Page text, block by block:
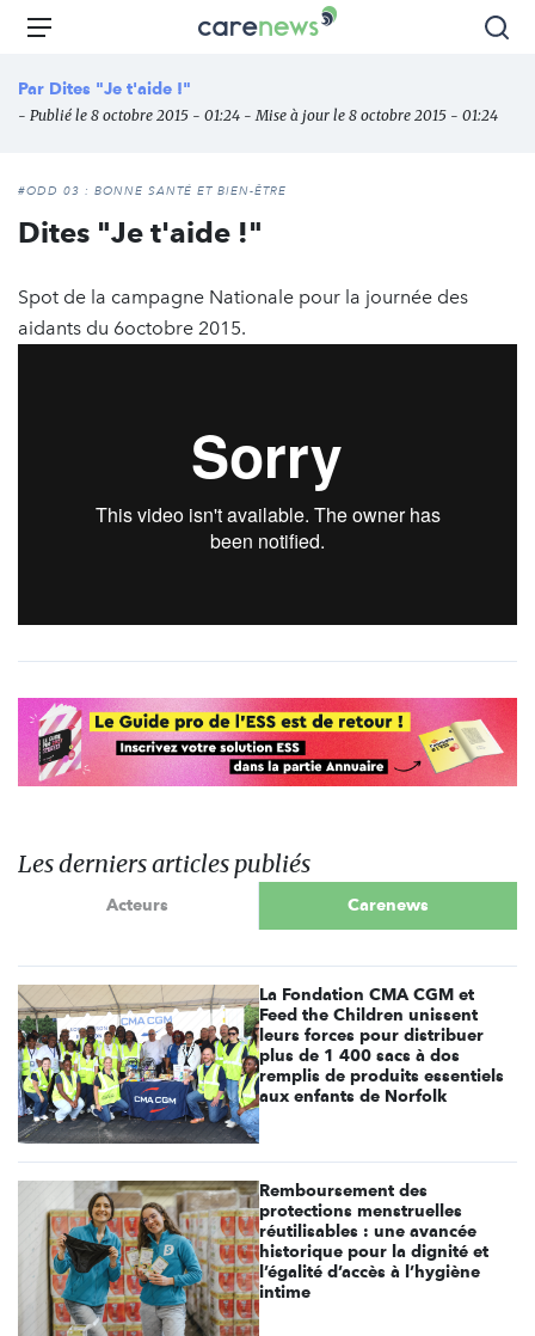
Aller
principal
Carenews,
des
l'engagement
Menu
Par Dites "Je t'aide !"
- Publié le 8 octobre 2015 - 01:24 - Mise à jour le 8 octobre 2015 - 01:24
#ODD 03 : BONNE SANTÉ ET BIEN-ÊTRE
Dites "Je t'aide !"
Spot de la campagne Nationale pour la journée des
aidants du 6octobre 2015.
Les derniers articles publiés
Acteurs Carenews
La Fondation CMA CGM et
Feed the Children unissent
leurs forces pour distribuer
plus de 1 400 sacs à dos
remplis de produits essentiels
aux enfants de Norfolk
Remboursement des
protections menstruelles
réutilisables : une avancée
historique pour la dignité et
l’égalité d’accès à l’hygiène
intime